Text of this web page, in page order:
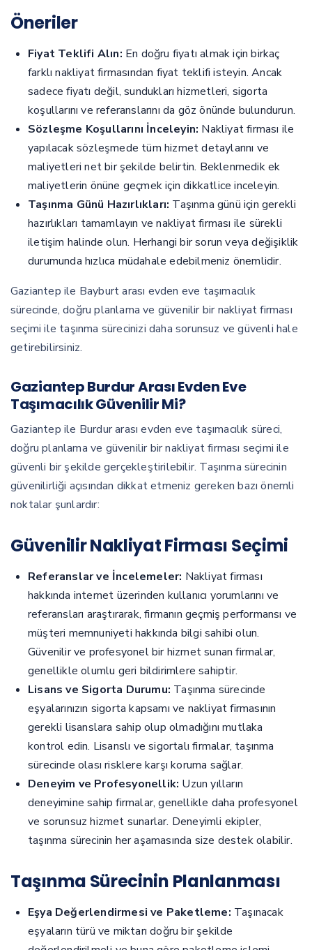
Öneriler
Fiyat Teklifi Alın: En doğru fiyatı almak için birkaç
farklı nakliyat firmasından fiyat teklifi isteyin. Ancak
sadece fiyatı değil, sundukları hizmetleri, sigorta
koşullarını ve referanslarını da göz önünde bulundurun.
Sözleşme Koşullarını İnceleyin: Nakliyat firması ile
yapılacak sözleşmede tüm hizmet detaylarını ve
maliyetleri net bir şekilde belirtin. Beklenmedik ek
maliyetlerin önüne geçmek için dikkatlice inceleyin.
Taşınma Günü Hazırlıkları: Taşınma günü için gerekli
hazırlıkları tamamlayın ve nakliyat firması ile sürekli
iletişim halinde olun. Herhangi bir sorun veya değişiklik
durumunda hızlıca müdahale edebilmeniz önemlidir.
Gaziantep ile Bayburt arası evden eve taşımacılık
sürecinde, doğru planlama ve güvenilir bir nakliyat firması
seçimi ile taşınma sürecinizi daha sorunsuz ve güvenli hale
getirebilirsiniz.
Gaziantep Burdur Arası Evden Eve
Taşımacılık Güvenilir Mi?
Gaziantep ile Burdur arası evden eve taşımacılık süreci,
doğru planlama ve güvenilir bir nakliyat firması seçimi ile
güvenli bir şekilde gerçekleştirilebilir. Taşınma sürecinin
güvenilirliği açısından dikkat etmeniz gereken bazı önemli
noktalar şunlardır:
Güvenilir Nakliyat Firması Seçimi
Referanslar ve İncelemeler: Nakliyat firması
hakkında internet üzerinden kullanıcı yorumlarını ve
referansları araştırarak, firmanın geçmiş performansı ve
müşteri memnuniyeti hakkında bilgi sahibi olun.
Güvenilir ve profesyonel bir hizmet sunan firmalar,
genellikle olumlu geri bildirimlere sahiptir.
Lisans ve Sigorta Durumu: Taşınma sürecinde
eşyalarınızın sigorta kapsamı ve nakliyat firmasının
gerekli lisanslara sahip olup olmadığını mutlaka
kontrol edin. Lisanslı ve sigortalı firmalar, taşınma
sürecinde olası risklere karşı koruma sağlar.
Deneyim ve Profesyonellik: Uzun yılların
deneyimine sahip firmalar, genellikle daha profesyonel
ve sorunsuz hizmet sunarlar. Deneyimli ekipler,
taşınma sürecinin her aşamasında size destek olabilir.
Taşınma Sürecinin Planlanması
Eşya Değerlendirmesi ve Paketleme: Taşınacak
eşyaların türü ve miktarı doğru bir şekilde